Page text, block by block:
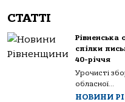
СТАТТІ
Рівненська
спілки
40-річчя
Урочисті
обласної...
НОВИНИ